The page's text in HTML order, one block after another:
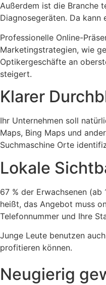
Außerdem ist die Branche
Diagnosegeräten. Da kann
Professionelle Online-
Marketingstrategien, wie
Optikergeschäfte an
steigert.
Klarer
Ihr Unternehmen soll
Maps, Bing Maps und
Suchmaschine Orte
Lokale
67 % der Erwachsenen
heißt, das Angebot muss
Telefonnummer und Ihre
Junge Leute benutzen
profitieren können.
Neugierig